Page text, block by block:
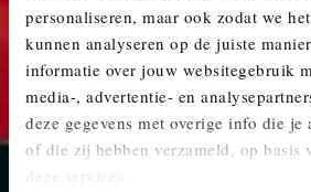
personaliseren, maar ook zodat we
kunnen analyseren op de juiste
informatie over jouw websitegebruik
media-, advertentie- en
deze gegevens met overige info die je
of die zij hebben verzameld, op basis
deze services.
ACEMAN.
Een proefrit in de MINI Aceman is mogelijk in E/SE
Cooper Works) uitvoering. Geef in het formulier je
PLAN EEN PROEFRIT